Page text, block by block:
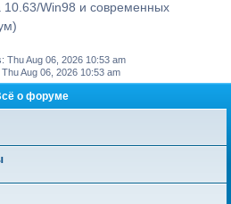
10.63/Win98 и современных
Thu Aug 06, 2026 10:53 am
Aug 06, 2026 10:53 am
о форуме